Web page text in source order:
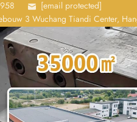
[email protected]
3 Wuchang Tiandi Center,